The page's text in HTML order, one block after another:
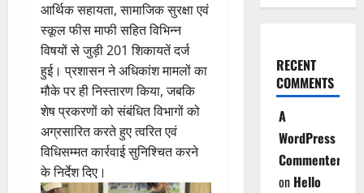
आर्थिक सहायता, सामाजिक सुरक्षा एवं
स्कूल फीस माफी सहित विभिन्न
विषयों से जुड़ी 201 शिकायतें दर्ज
हुई। प्रशासन ने अधिकांश मामलों का
मौके पर ही निस्तारण किया, जबकि
शेष प्रकरणों को संबंधित विभागों को
अग्रसारित करते हुए त्वरित एवं
विधिसम्मत कार्रवाई सुनिश्चित करने
के निर्देश दिए।
RECENT
COMMENTS
A
WordPress
Commenter
on Hello